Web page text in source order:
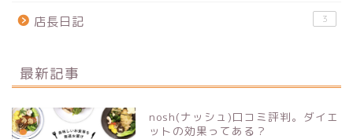
店長日記 3
最新記事
nosh(ナッシュ)口コミ評判。ダイエ
ットの効果ってある？